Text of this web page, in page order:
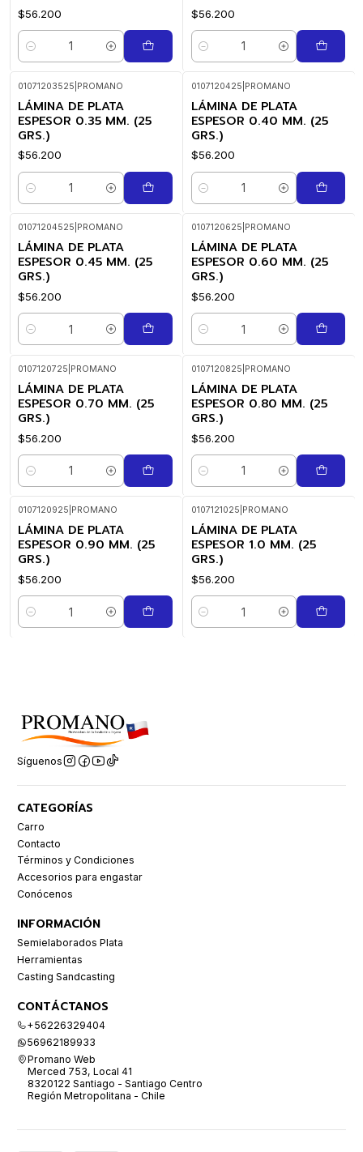
$56.200
Cantidad
$56.200
Cantidad
01071203525 PROMANO
LÁMINA DE PLATA
ESPESOR 0.35 MM. (25
GRS.)
$56.200
Cantidad
0107120425 PROMANO
LÁMINA DE PLATA
ESPESOR 0.40 MM. (25
GRS.)
$56.200
Cantidad
01071204525 PROMANO
LÁMINA DE PLATA
ESPESOR 0.45 MM. (25
GRS.)
$56.200
Cantidad
0107120625 PROMANO
LÁMINA DE PLATA
ESPESOR 0.60 MM. (25
GRS.)
$56.200
Cantidad
0107120725 PROMANO
LÁMINA DE PLATA
ESPESOR 0.70 MM. (25
GRS.)
$56.200
Cantidad
0107120825 PROMANO
LÁMINA DE PLATA
ESPESOR 0.80 MM. (25
GRS.)
$56.200
Cantidad
0107120925 PROMANO
LÁMINA DE PLATA
ESPESOR 0.90 MM. (25
GRS.)
$56.200
Cantidad
0107121025 PROMANO
LÁMINA DE PLATA
ESPESOR 1.0 MM. (25
GRS.)
$56.200
Cantidad
Síguenos
CATEGORÍAS
Carro
Contacto
Términos y Condiciones
Accesorios para engastar
Conócenos
INFORMACIÓN
Semielaborados Plata
Herramientas
Casting Sandcasting
CONTÁCTANOS
+56226329404
56962189933
Promano Web
Merced 753, Local 41
8320122 Santiago - Santiago Centro
Región Metropolitana - Chile